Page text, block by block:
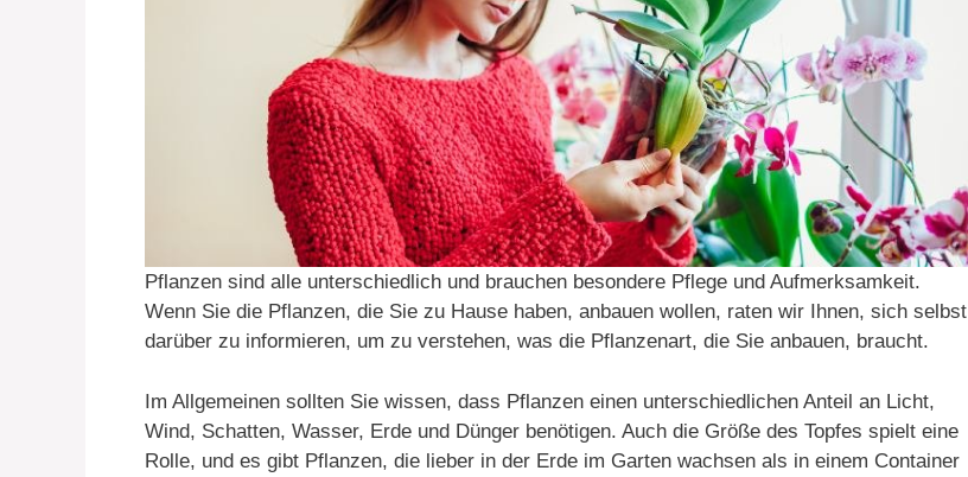
Pflanzen sind alle unterschiedlich und brauchen besondere Pflege und Aufmerksamkeit.
Wenn Sie die Pflanzen, die Sie zu Hause haben, anbauen wollen, raten wir Ihnen, sich selbst
darüber zu informieren, um zu verstehen, was die Pflanzenart, die Sie anbauen, braucht.
Im Allgemeinen sollten Sie wissen, dass Pflanzen einen unterschiedlichen Anteil an Licht,
Wind, Schatten, Wasser, Erde und Dünger benötigen. Auch die Größe des Topfes spielt eine
Rolle, und es gibt Pflanzen, die lieber in der Erde im Garten wachsen als in einem Container